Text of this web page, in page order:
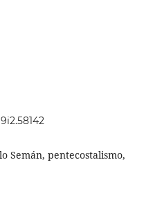
Semán, pentecostalismo,